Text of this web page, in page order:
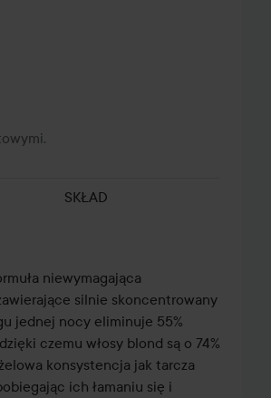
SKŁAD
niewymagająca
silnie skoncentrowany
jednej nocy eliminuje 55%
czemu włosy blond są o 74%
konsystencja jak tarcza
ich łamaniu się i